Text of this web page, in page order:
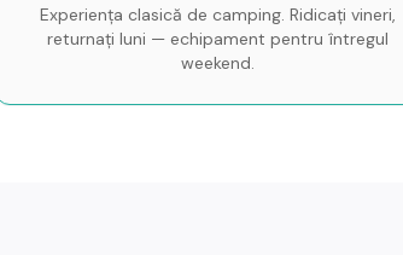
Experiența clasică de camping. Ridicați vineri,
returnați luni — echipament pentru întregul
weekend.